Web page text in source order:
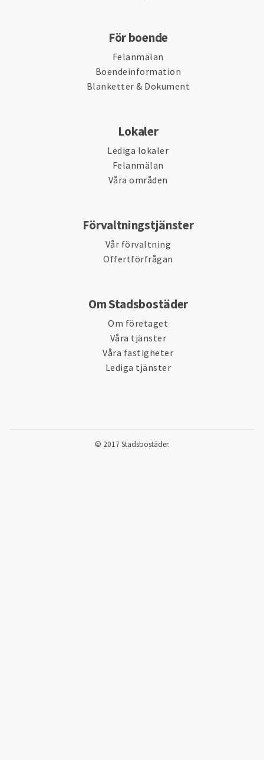
För boende
Felanmälan
Boendeinformation
Blanketter & Dokument
Lokaler
Lediga lokaler
Felanmälan
Våra områden
Förvaltningstjänster
Vår förvaltning
Offertförfrågan
Om Stadsbostäder
Om företaget
Våra tjänster
Våra fastigheter
Lediga tjänster
© 2017 Stadsbostäder.